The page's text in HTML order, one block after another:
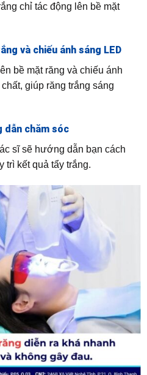
chỉ tác động lên bề mặt
và chiếu ánh sáng LED
bề mặt răng và chiếu ánh
giúp răng trắng sáng
dẫn chăm sóc
sĩ sẽ hướng dẫn bạn cách
trì kết quả tẩy trắng.